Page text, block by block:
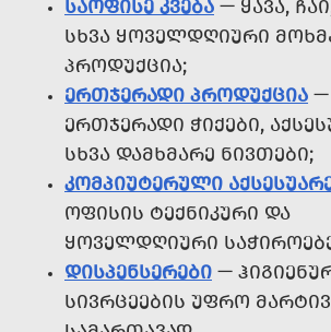
ᲡᲐᲝᲤᲘᲡᲔ ᲙᲕᲔᲑᲐ — ᲧᲐᲕᲐ,
ᲡᲮᲕᲐ ᲧᲝᲕᲔᲚᲓᲦᲘᲣᲠᲘ
ᲞᲠᲝᲓᲣᲥᲪᲘᲐ;
ᲔᲠᲗᲯᲔᲠᲐᲓᲘ ᲞᲠᲝᲓᲣᲥᲪᲘᲐ —
ᲔᲠᲗᲯᲔᲠᲐᲓᲘ ᲭᲘᲥᲔᲑᲘ,
ᲡᲮᲕᲐ ᲓᲐᲛᲮᲛᲐᲠᲔ ᲜᲘᲕᲗᲔᲑᲘ;
ᲙᲝᲛᲞᲘᲣᲢᲔᲠᲣᲚᲘ
ᲝᲤᲘᲡᲘᲡ ᲢᲔᲥᲜᲘᲙᲣᲠᲘ ᲓᲐ
ᲧᲝᲕᲔᲚᲓᲦᲘᲣᲠᲘ
ᲓᲘᲡᲞᲔᲜᲡᲔᲠᲔᲑᲘ —
ᲡᲘᲕᲠᲪᲔᲔᲑᲘᲡ ᲣᲤᲠᲝ